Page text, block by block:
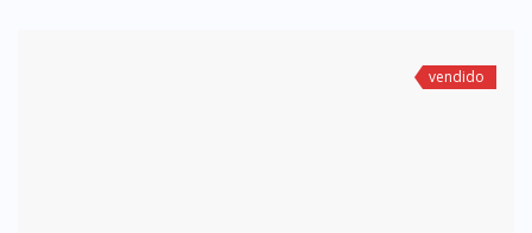
vendido